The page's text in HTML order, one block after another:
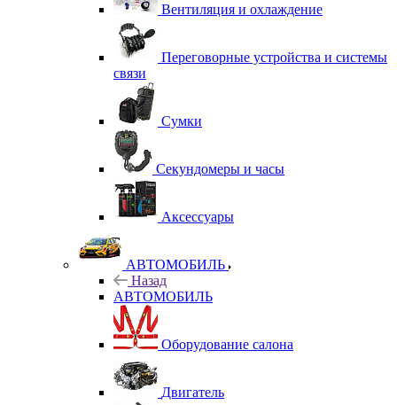
Вентиляция и охлаждение
Переговорные устройства и системы
связи
Сумки
Секундомеры и часы
Аксессуары
АВТОМОБИЛЬ
Назад
АВТОМОБИЛЬ
Оборудование салона
Двигатель